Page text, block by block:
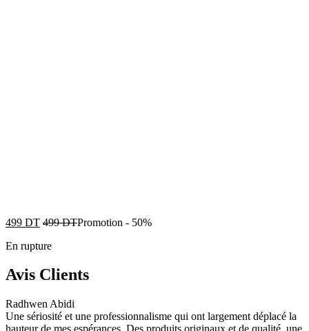
499 DT 499DTPromotion - 50%
En rupture
Avis Clients
Radhwen Abidi
Une sériosité et une professionnalisme qui ont largement déplacé la